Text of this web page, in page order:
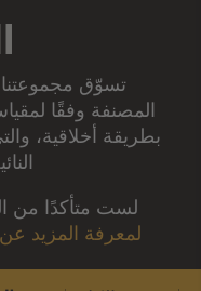
تسوّق
المصنفة وفقًا
بطريقة أخلاقية،
لست متأكدًا من
لمعرفة المزيد